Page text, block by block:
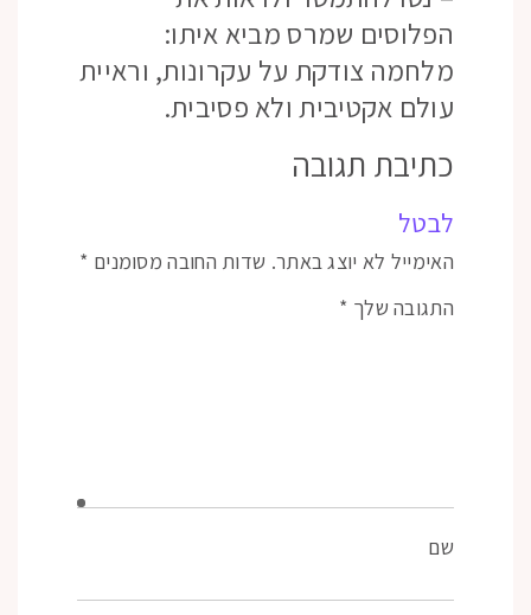
הפלוסים שמרס מביא איתו:
מלחמה צודקת על עקרונות, וראיית
עולם אקטיבית ולא פסיבית.
כתיבת תגובה
לבטל
האימייל לא יוצג באתר. שדות החובה מסומנים *
התגובה שלך *
שם